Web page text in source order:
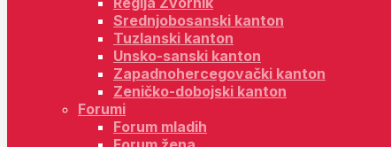
Srednjobosanski kanton
Tuzlanski kanton
Unsko-sanski kanton
Zapadnohercegovački kanton
Zeničko-dobojski kanton
Forumi
Forum mladih